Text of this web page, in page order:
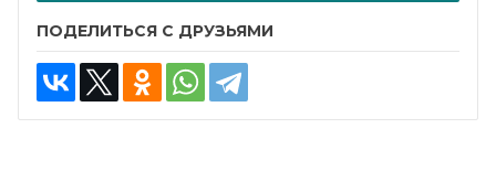
ПОДЕЛИТЬСЯ С ДРУЗЬЯМИ